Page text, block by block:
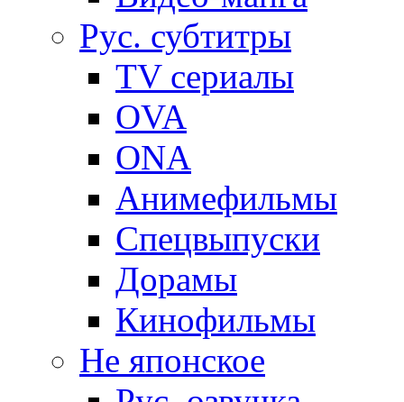
Рус. субтитры
TV сериалы
OVA
ONA
Анимефильмы
Спецвыпуски
Дорамы
Кинофильмы
Не японское